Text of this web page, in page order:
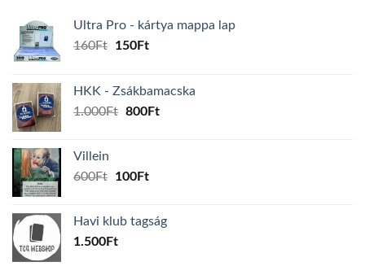
Ultra Pro - kártya mappa lap
160Ft
Original
160Ft.
150FtCurrent
150Ft.
HKK - Zsákbamacska
1.000Ft Original
800FtCurrent
Villein
600Ft
Original
600Ft.
100FtCurrent
100Ft.
Havi klub tagság
1.500Ft